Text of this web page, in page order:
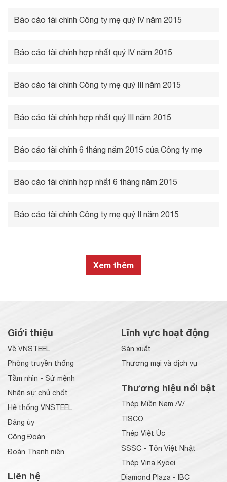
Báo cáo tài chính Công ty mẹ quý IV năm 2015
Báo cáo tài chính hợp nhất quý IV năm 2015
Báo cáo tài chính Công ty mẹ quý III năm 2015
Báo cáo tài chính hợp nhất quý III năm 2015
Báo cáo tài chính 6 tháng năm 2015 của Công ty mẹ
Báo cáo tài chính hợp nhất 6 tháng năm 2015
Báo cáo tài chính Công ty mẹ quý II năm 2015
Xem thêm
Giới thiệu
Về VNSTEEL
Phòng truyền thống
Tầm nhìn - Sứ mệnh
Nhân sự chủ chốt
Hệ thống VNSTEEL
Đảng ủy
Công Đoàn
Đoàn Thanh niên
Liên hệ
Lĩnh vực hoạt động
Sản xuất
Thương mại và dịch vụ
Thương hiệu nổi bật
Thép Miền Nam /V/
TISCO
Thép Việt Úc
SSSC - Tôn Việt Nhật
Thép Vina Kyoei
Diamond Plaza - IBC